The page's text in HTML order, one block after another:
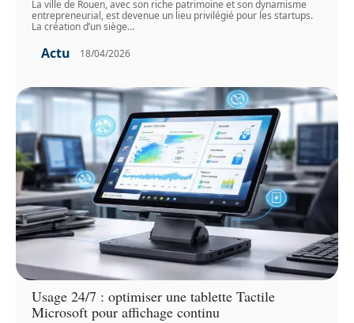
La ville de Rouen, avec son riche patrimoine et son dynamisme
entrepreneurial, est devenue un lieu privilégié pour les startups.
La création d’un siège…
Actu 18/04/2026
Usage 24/7 : optimiser une tablette Tactile
Microsoft pour affichage continu